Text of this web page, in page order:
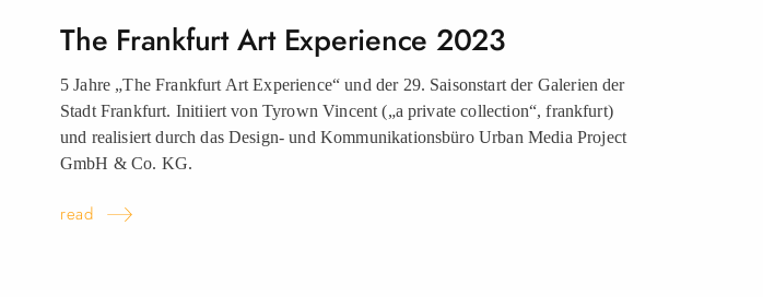
The Frankfurt Art Experience 2023
5 Jahre „The Frankfurt Art Experience“ und der 29. Saisonstart der Galerien der
Stadt Frankfurt. Initiiert von Tyrown Vincent („a private collection“, frankfurt)
und realisiert durch das Design- und Kommunikationsbüro Urban Media Project
GmbH & Co. KG.
read